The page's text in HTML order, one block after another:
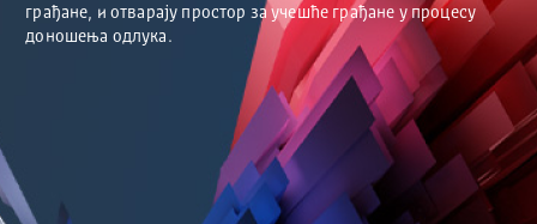
грађане, и отварају простор за учешће грађане у процесу
доношења одлука.